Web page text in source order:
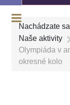
Nachádzate
Naše aktivity
Olympiáda v
okresné kolo